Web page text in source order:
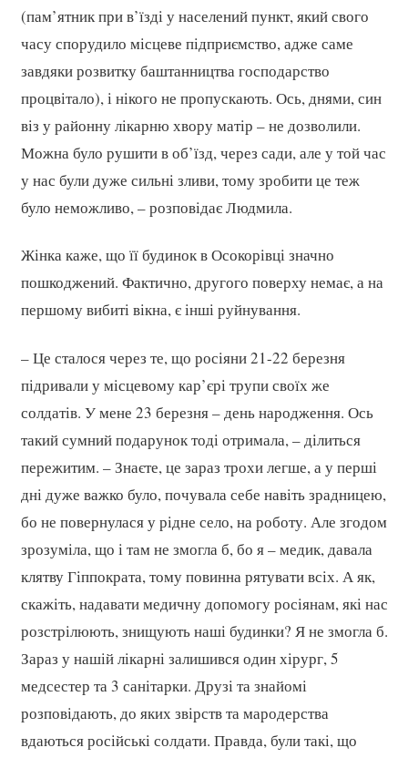
(пам’ятник при в’їзді у населений пункт, який свого
часу спорудило місцеве підприємство, адже саме
завдяки розвитку баштанництва господарство
процвітало), і нікого не пропускають. Ось, днями, син
віз у районну лікарню хвору матір – не дозволили.
Можна було рушити в об’їзд, через сади, але у той час
у нас були дуже сильні зливи, тому зробити це теж
було неможливо, – розповідає Людмила.
Жінка каже, що її будинок в Осокорівці значно
пошкоджений. Фактично, другого поверху немає, а на
першому вибиті вікна, є інші руйнування.
– Це сталося через те, що росіяни 21-22 березня
підривали у місцевому кар’єрі трупи своїх же
солдатів. У мене 23 березня – день народження. Ось
такий сумний подарунок тоді отримала, – ділиться
пережитим. – Знаєте, це зараз трохи легше, а у перші
дні дуже важко було, почувала себе навіть зрадницею,
бо не повернулася у рідне село, на роботу. Але згодом
зрозуміла, що і там не змогла б, бо я – медик, давала
клятву Гіппократа, тому повинна рятувати всіх. А як,
скажіть, надавати медичну допомогу росіянам, які нас
розстрілюють, знищують наші будинки? Я не змогла б.
Зараз у нашій лікарні залишився один хірург, 5
медсестер та 3 санітарки. Друзі та знайомі
розповідають, до яких звірств та мародерства
вдаються російські солдати. Правда, були такі, що